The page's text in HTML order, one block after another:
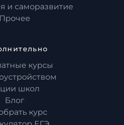
и саморазвитие
Прочее
курсы
школ
Блог
курс